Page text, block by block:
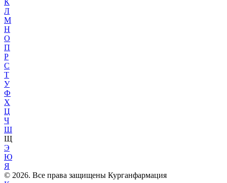
К
Л
М
Н
О
П
Р
С
Т
У
Ф
Х
Ц
Ч
Ш
Щ
Э
Ю
Я
© 2026. Все права защищены Курганфармация